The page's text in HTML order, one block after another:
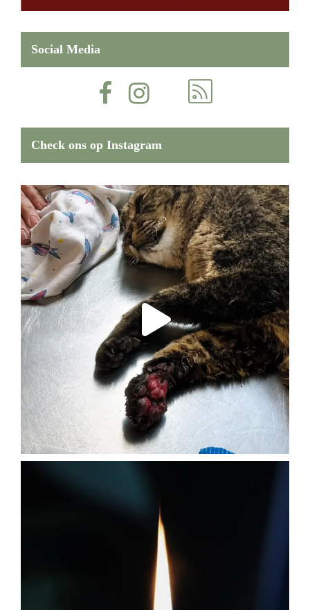
Social Media
Check ons op Instagram